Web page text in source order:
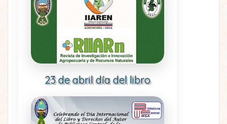
23 de abril día del libro